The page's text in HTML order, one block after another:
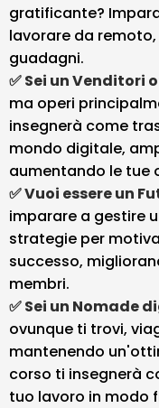
gratificante?
lavorare da
guadagni.
✅ Sei un Venditori
ma operi
insegnerà come
mondo digitale,
aumentando le tue
✅ Vuoi essere un
imparare a gestire
strategie per
successo,
membri.
✅ Sei un Nomade
ovunque ti trovi,
mantenendo
corso ti insegnerà
tuo lavoro in modo